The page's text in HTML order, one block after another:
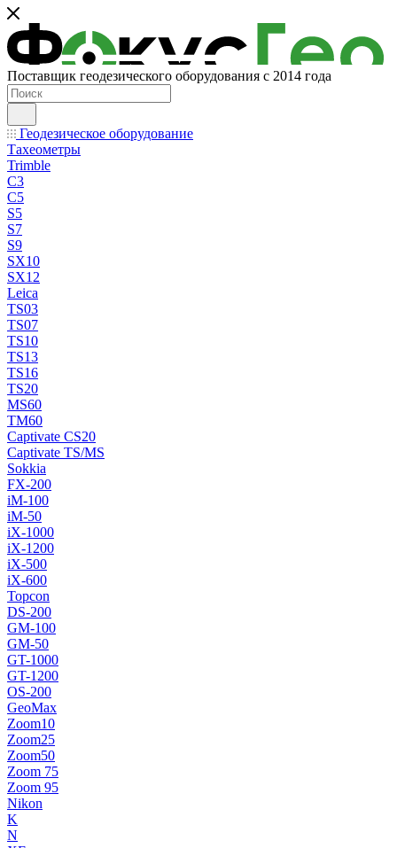
Поставщик геодезического оборудования с 2014 года
Геодезическое оборудование
Тахеометры
Trimble
C3
C5
S5
S7
S9
SX10
SX12
Leica
TS03
TS07
TS10
TS13
TS16
TS20
MS60
TM60
Captivate CS20
Captivate TS/MS
Sokkia
FX-200
iM-100
iM-50
iX-1000
iX-1200
iX-500
iX-600
Topcon
DS-200
GM-100
GM-50
GT-1000
GT-1200
OS-200
GeoMax
Zoom10
Zoom25
Zoom50
Zoom 75
Zoom 95
Nikon
K
N